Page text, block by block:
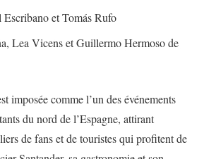
et Tomás Rufo
Lea Vicens et Guillermo Hermoso de
imposée comme l’un des événements
du nord de l’Espagne, attirant
de fans et de touristes qui profitent de